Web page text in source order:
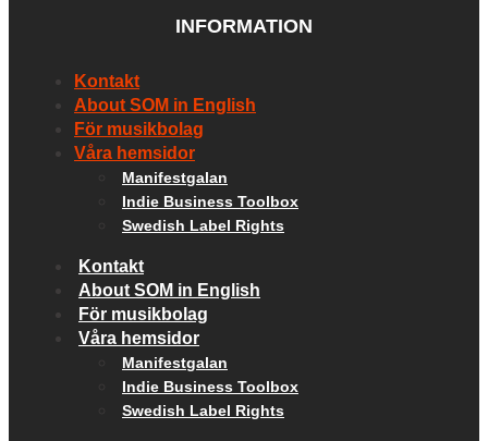
INFORMATION
Kontakt
About SOM in English
För musikbolag
Våra hemsidor
Manifestgalan
Indie Business Toolbox
Swedish Label Rights
Kontakt
About SOM in English
För musikbolag
Våra hemsidor
Manifestgalan
Indie Business Toolbox
Swedish Label Rights